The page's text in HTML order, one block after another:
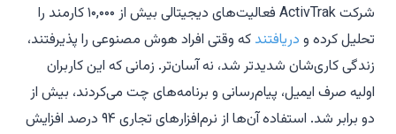
شرکت ActivTrak فعالیت‌های دیجیتالی بیش از ۱۰,۰۰۰ کارمند را
تحلیل کرده و دریافتند که وقتی افراد هوش مصنوعی را پذیرفتند،
زندگی کاری‌شان شدیدتر شد، نه آسان‌تر. زمانی که این کاربران
اولیه صرف ایمیل، پیام‌رسانی و برنامه‌های چت می‌کردند، بیش از
دو برابر شد. استفاده آن‌ها از نرم‌افزارهای تجاری ۹۴ درصد افزایش